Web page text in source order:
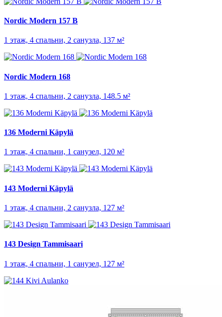
Nordic Modern 157 B
1 этаж, 4 спальни, 2 санузла, 137 м²
Nordic Modern 168
1 этаж, 4 спальни, 2 санузла, 148.5 м²
136 Moderni Käpylä
1 этаж, 4 спальни, 1 санузел, 120 м²
143 Moderni Käpylä
1 этаж, 4 спальни, 2 санузла, 127 м²
143 Design Tammisaari
1 этаж, 4 спальни, 1 санузел, 127 м²